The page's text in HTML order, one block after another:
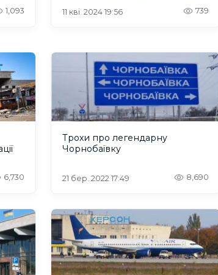
1,093 11 кві. 2024 19:56 739
6,730
Трохи про легендарну
Чорнобаївку
21 бер. 2022 17:49 8,690